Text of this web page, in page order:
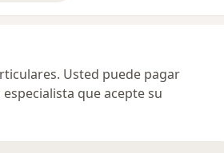
Usted puede pagar
que acepte su